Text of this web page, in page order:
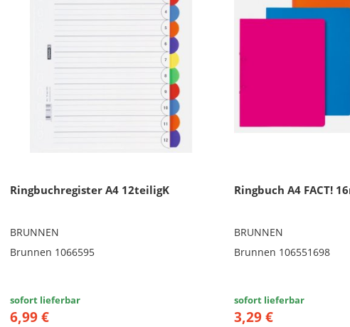
Ringbuchregister A4 12teiligK
BRUNNEN
Brunnen 1066595
sofort lieferbar
6,99 €
Ringbuch A4 FACT!
BRUNNEN
Brunnen 106551698
sofort lieferbar
3,29 €